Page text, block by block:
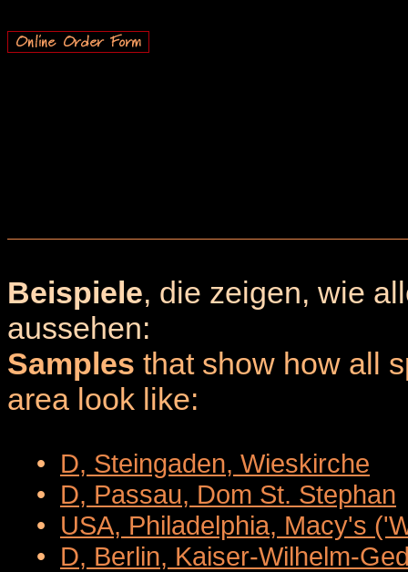
Beispiele, die zeigen, wie
aussehen:
Samples that show how all
area look like:
• D, Steingaden, Wieskirche
• D, Passau, Dom St. Stephan
• USA, Philadelphia, Macy's
• D, Berlin, Kaiser-Wilhelm-